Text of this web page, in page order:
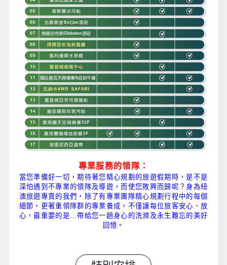
專業服務的領隊：
當您準備好一切，期待著您精心規劃的旅遊假期時，是不是
深怕遇到不專業的領隊及導遊，而使您敗興而歸呢？身為紐
澳旅遊專賣的我們，除了有專業團隊精心規劃行程中的每個
細節，更著重領隊群的專業養成，不僅讓每位旅客安心、放
心，最重要的是…帶給您一趟身心的洗滌及永生難忘的美好
回憶。